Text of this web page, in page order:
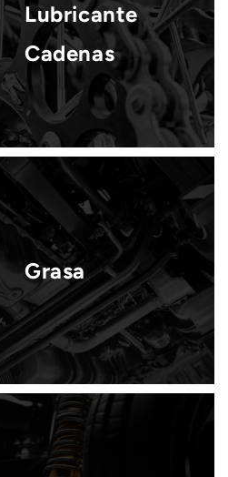
Lubricante
Cadenas
Grasa